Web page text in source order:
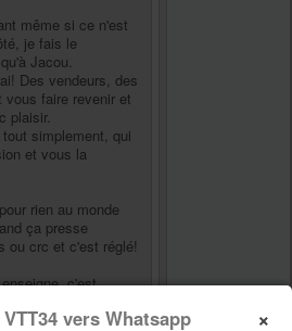
×
vers Whatsapp
même si ce n'est
je fais le
Jacou.
Des vendeurs, des
faire revenir et
plaisir.
simplement, qui
et vous la
rien au monde
ça presse
ou crc et c'est réglé!
c'est
à l'autre!